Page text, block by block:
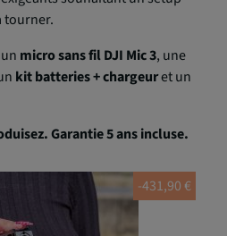
tourner.
micro sans fil DJI Mic 3, une
kit batteries + chargeuret un
Garantie 5 ans incluse.
-431,90 €